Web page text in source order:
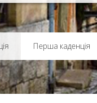
Перша каденція